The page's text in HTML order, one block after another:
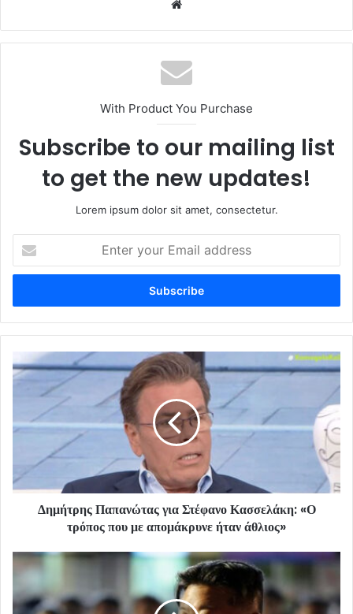
With Product You Purchase
Subscribe to our mailing list
to get the new updates!
Lorem ipsum dolor sit amet, consectetur.
your
Email
Δημήτρης Παπανώτας για Στέφανο Κασσελάκη: «Ο
τρόπος που με απομάκρυνε ήταν άθλιος»